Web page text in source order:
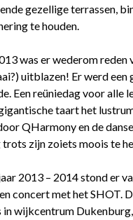
gezellige terrassen,
te houden.
was er wederom
uitblazen! Er werd
Een reüniedag voor alle
taart het
QHarmony en de
zijn zoiets moois te
2013 – 2014 stond er
concert met het SHOT.
in wijkcentrum